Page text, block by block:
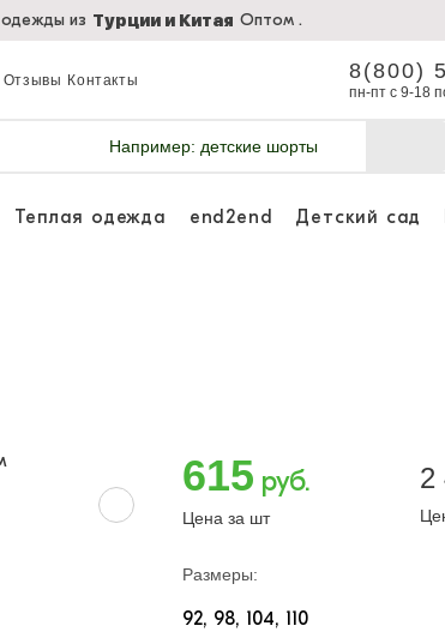
из Турции и Китая Оптом .
Отзывы Контакты 8(800)
пн-пт с 9-18
Например: детские шорты
Теплая одежда end2end Детский сад
615 руб.
Цена за шт
2
Размеры:
92 98 104 110